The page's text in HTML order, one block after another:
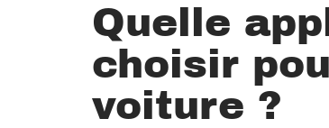
Quelle
choisir
voiture ?